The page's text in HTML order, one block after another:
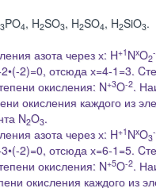
3PO4, H2SO3, H2SO4, H2SiO3.
азота через х: H+1 NxO2
2)=0, отсюда х=4-1=3.
окисления: N+3O-2.
окисления каждого из
N2O3.
азота через х: H+1 NxO3
2)=0, отсюда х=6-1=5.
окисления: N+5O-2.
окисления каждого из